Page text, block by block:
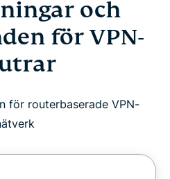
och
för VPN-
för routerbaserade VPN-